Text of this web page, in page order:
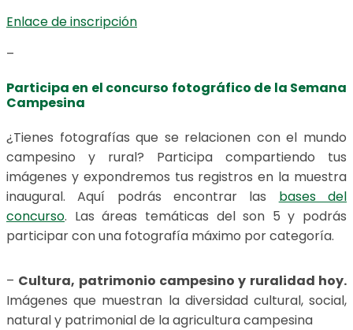
Enlace de inscripción
–
Participa en el concurso fotográfico de la Semana
Campesina
¿Tienes fotografías que se relacionen con el mundo
campesino y rural? Participa compartiendo tus
imágenes y expondremos tus registros en la muestra
inaugural. Aquí podrás encontrar las bases del
concurso. Las áreas temáticas del son 5 y podrás
participar con una fotografía máximo por categoría.
– Cultura, patrimonio campesino y ruralidad hoy.
Imágenes que muestran la diversidad cultural, social,
natural y patrimonial de la agricultura campesina